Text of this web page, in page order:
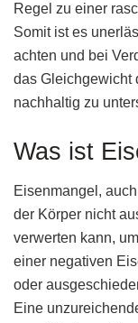
Regel zu einer
Somit ist es
achten und bei
das Gleichgewicht
nachhaltig zu
Was ist
Eisenmangel,
der Körper nicht
verwerten kann,
einer negativen
oder
Eine